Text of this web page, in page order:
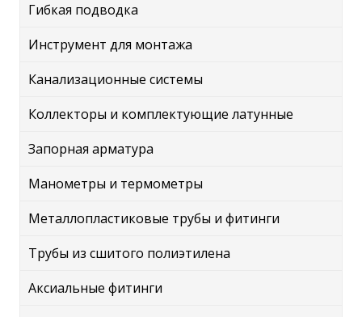
Гибкая подводка
Инструмент для монтажа
Канализационные системы
Коллекторы и комплектующие латунные
Запорная арматура
Манометры и термометры
Металлопластиковые трубы и фитинги
Трубы из сшитого полиэтилена
Аксиальные фитинги